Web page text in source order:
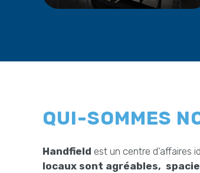
QUI-SOMMES
Handfield est un centre d'affaires
locaux sont agréables,